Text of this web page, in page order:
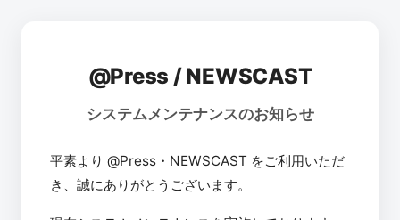
@Press / NEWSCAST
システムメンテナンスのお知らせ
平素より @Press・NEWSCAST をご利用いただ
き、誠にありがとうございます。